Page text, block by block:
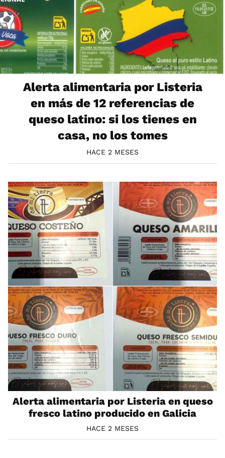
Alerta alimentaria por Listeria
en más de 12 referencias de
queso latino: si los tienes en
casa, no los tomes
HACE 2 MESES
Alerta alimentaria por Listeria en queso
fresco latino producido en Galicia
HACE 2 MESES